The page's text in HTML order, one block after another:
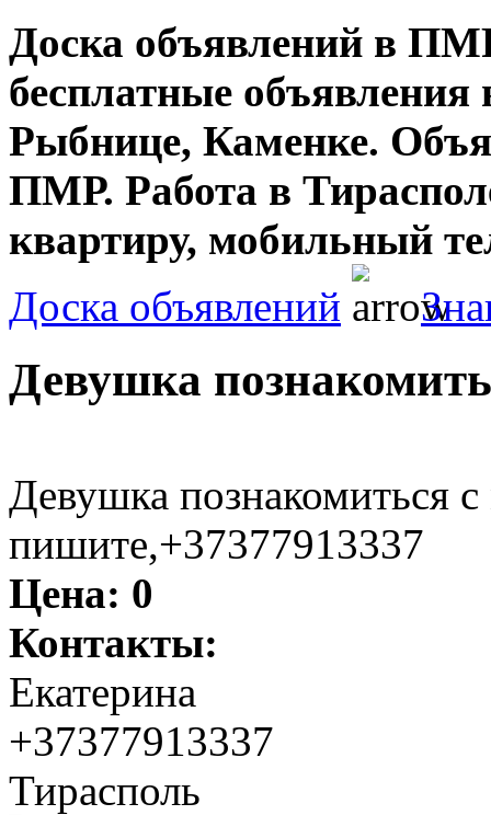
Доска объявлений в
бесплатные объявления
Рыбнице, Каменке.
ПМР. Работа в
квартиру, мобильный
Доска объявлений
Девушка
Девушка познакомиться
пишите,+37377913337
Цена: 0
Контакты:
Екатерина
+37377913337
Тирасполь